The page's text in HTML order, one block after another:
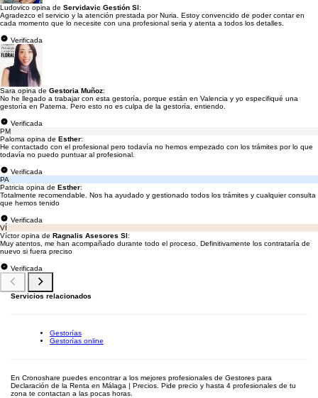
Ludovico opina de Servidavic Gestión Sl:
Agradezco el servicio y la atención prestada por Nuria. Estoy convencido de poder contar en
cada momento que lo necesite con una profesional seria y atenta a todos los detalles.
Verificada
Sara opina de Gestoria Muñoz:
No he llegado a trabajar con esta gestoría, porque están en Valencia y yo especifiqué una
gestoría en Paterna. Pero esto no es culpa de la gestoría, entiendo.
Verificada
PM
Paloma opina de Esther:
He contactado con el profesional pero todavía no hemos empezado con los trámites por lo que
todavía no puedo puntuar al profesional.
Verificada
PA
Patricia opina de Esther:
Totalmente recomendable. Nos ha ayudado y gestionado todos los trámites y cualquier consulta
que hemos tenido
Verificada
VÍ
Víctor opina de Ragnalis Asesores Sl:
Muy atentos, me han acompañado durante todo el proceso. Definitivamente los contrataría de
nuevo si fuera preciso
Verificada
Servicios relacionados
Gestorías
Gestorías online
En Cronoshare puedes encontrar a los mejores profesionales de Gestores para
Declaración de la Renta en Málaga | Precios. Pide precio y hasta 4 profesionales de tu
zona te contactan a las pocas horas.